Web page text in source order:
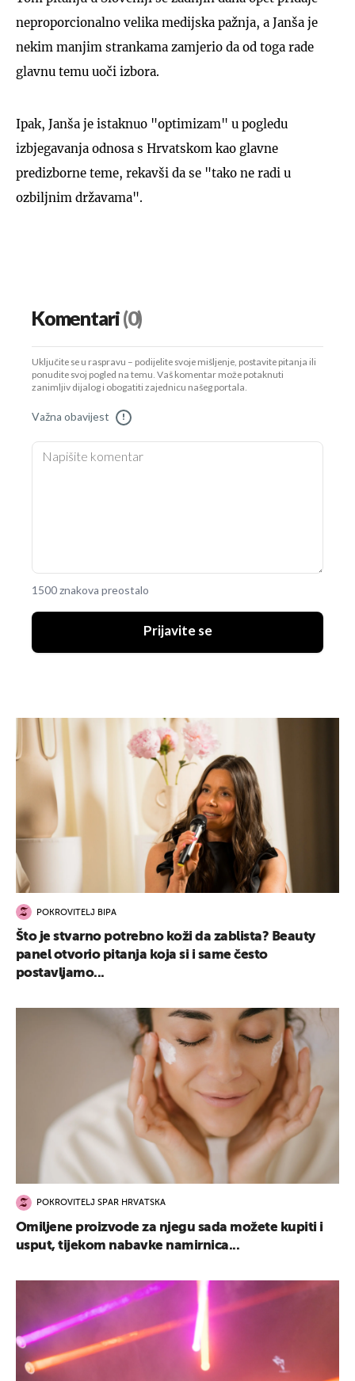
neproporcionalno velika medijska pažnja, a Janša je
nekim manjim strankama zamjerio da od toga rade
glavnu temu uoči izbora.
Ipak, Janša je istaknuo "optimizam" u pogledu
izbjegavanja odnosa s Hrvatskom kao glavne
predizborne teme, rekavši da se "tako ne radi u
ozbiljnim državama".
Komentari(0)
Uključite se u raspravu – podijelite svoje mišljenje, postavite pitanja ili
ponudite svoj pogled na temu. Vaš komentar može potaknuti
zanimljiv dijalog i obogatiti zajednicu našeg portala.
Važna obavijest !
1500 znakova preostalo
Prijavite se
POKROVITELJ BIPA
Što je stvarno potrebno koži da zablista? Beauty
panel otvorio pitanja koja si i same često
postavljamo...
POKROVITELJ SPAR HRVATSKA
Omiljene proizvode za njegu sada možete kupiti i
usput, tijekom nabavke namirnica...